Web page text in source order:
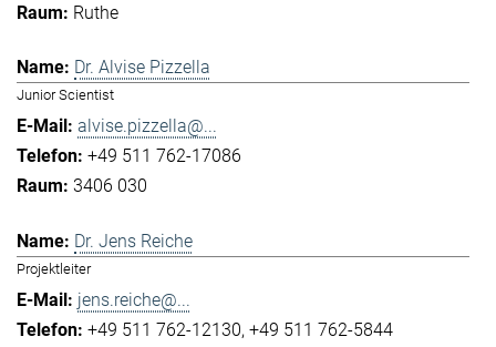
Ruthe
Dr. Alvise Pizzella
Junior Scientist
alvise.pizzella@...
+49 511 762-17086
3406 030
Dr. Jens Reiche
Projektleiter
jens.reiche@...
+49 511 762-12130 +49 511 762-5844